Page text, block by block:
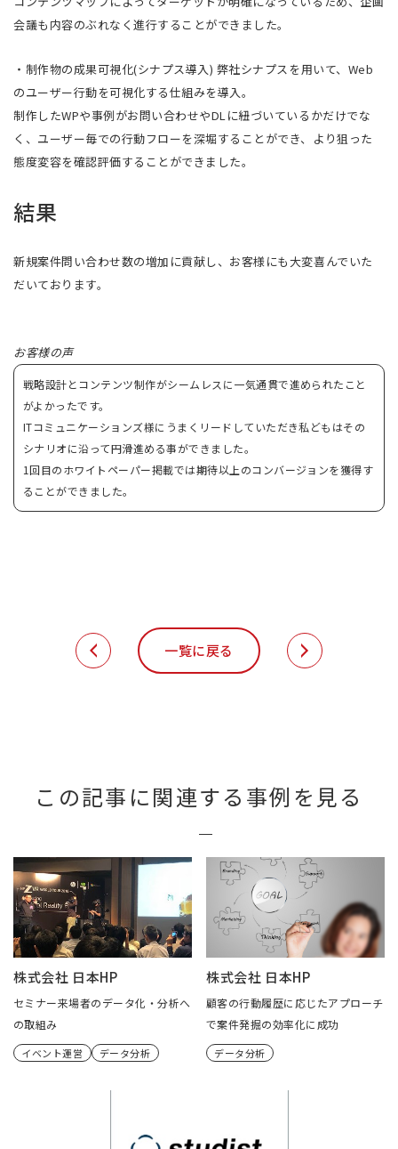
会議も内容のぶれなく進行することができました。
・制作物の成果可視化(シナプス導入) 弊社シナプスを用いて、Web
のユーザー行動を可視化する仕組みを導入。
制作したWPや事例がお問い合わせやDLに紐づいているかだけでな
く、ユーザー毎での行動フローを深堀することができ、より狙った
態度変容を確認評価することができました。
結果
新規案件問い合わせ数の増加に貢献し、お客様にも大変喜んでいた
だいております。
お客様の声
戦略設計とコンテンツ制作がシームレスに一気通貫で進められたこと
がよかったです。
ITコミュニケーションズ様にうまくリードしていただき私どもはその
シナリオに沿って円滑進める事ができました。
1回目のホワイトペーパー掲載では期待以上のコンバージョンを獲得す
ることができました。
一覧に戻る
この記事に関連する事例を見る
株式会社 日本HP
セミナー来場者のデータ化・分析へ
の取組み
イベント運営 データ分析
株式会社 日本HP
顧客の行動履歴に応じたアプローチ
で案件発掘の効率化に成功
データ分析